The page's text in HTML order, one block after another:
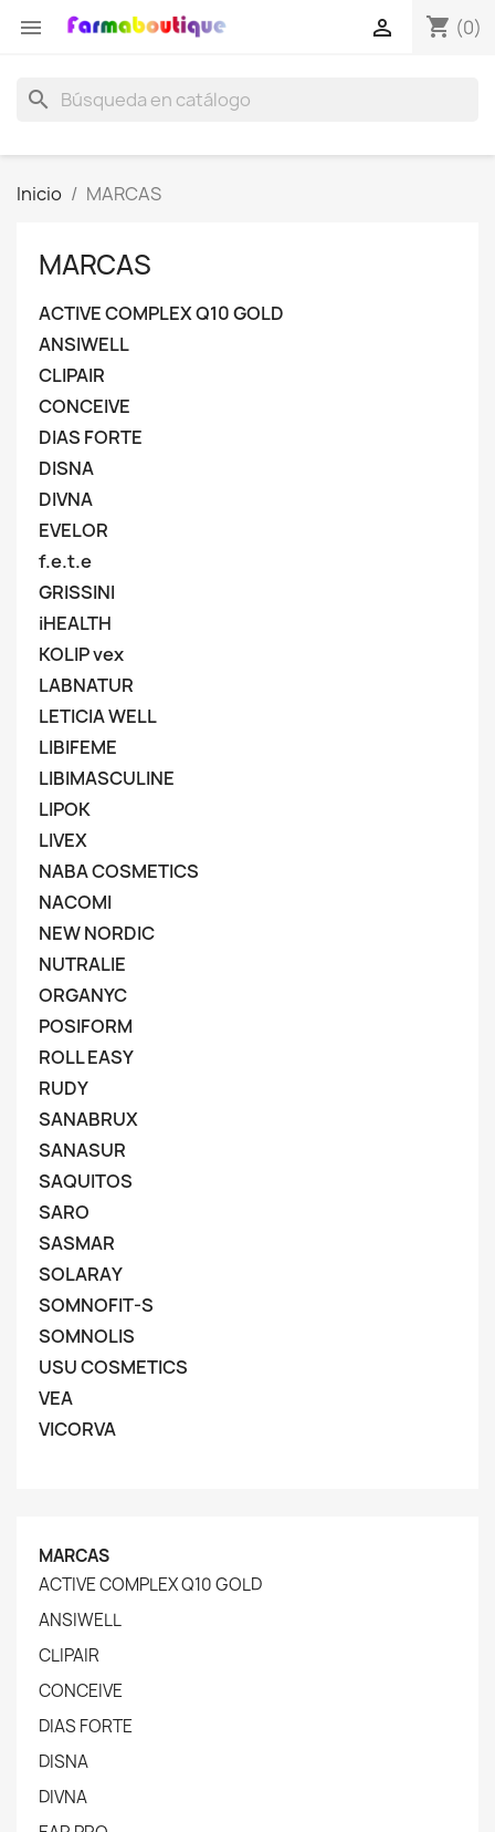
 shopping_cart (0)

search
Inicio MARCAS
MARCAS
ACTIVE COMPLEX Q10 GOLD
ANSIWELL
CLIPAIR
CONCEIVE
DIAS FORTE
DISNA
DIVNA
EVELOR
f.e.t.e
GRISSINI
iHEALTH
KOLIP vex
LABNATUR
LETICIA WELL
LIBIFEME
LIBIMASCULINE
LIPOK
LIVEX
NABA COSMETICS
NACOMI
NEW NORDIC
NUTRALIE
ORGANYC
POSIFORM
ROLL EASY
RUDY
SANABRUX
SANASUR
SAQUITOS
SARO
SASMAR
SOLARAY
SOMNOFIT-S
SOMNOLIS
USU COSMETICS
VEA
VICORVA
MARCAS
ACTIVE COMPLEX Q10 GOLD
ANSIWELL
CLIPAIR
CONCEIVE
DIAS FORTE
DISNA
DIVNA